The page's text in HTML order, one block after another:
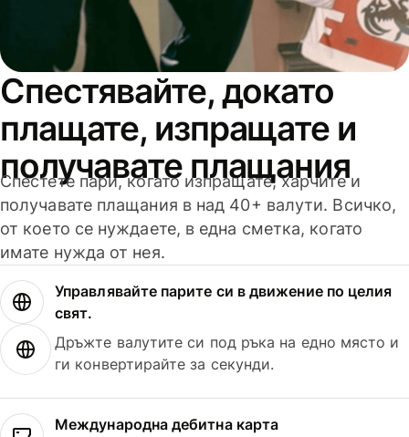
Спестявайте, докато
плащате, изпращате и
получавате плащания
Спестете пари, когато изпращате, харчите и
получавате плащания в над 40+ валути. Всичко,
от което се нуждаете, в една сметка, когато
имате нужда от нея.
Управлявайте парите си в движение по целия
свят.
Дръжте валутите си под ръка на едно място и
ги конвертирайте за секунди.
Международна дебитна карта